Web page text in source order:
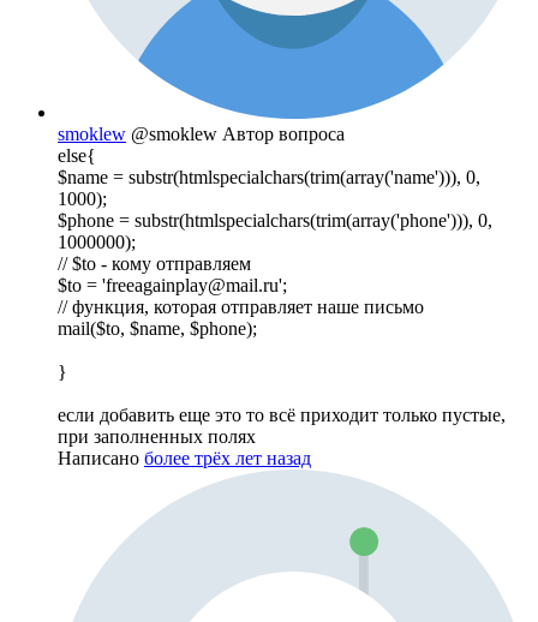
smoklew @smoklew Автор вопроса
else{
$name = substr(htmlspecialchars(trim(array('name'))), 0,
1000);
$phone = substr(htmlspecialchars(trim(array('phone'))), 0,
1000000);
// $to - кому отправляем
$to = 'freeagainplay@mail.ru';
// функция, которая отправляет наше письмо
mail($to, $name, $phone);
}
если добавить еще это то всё приходит только пустые,
при заполненных полях
Написано более трёх лет назад